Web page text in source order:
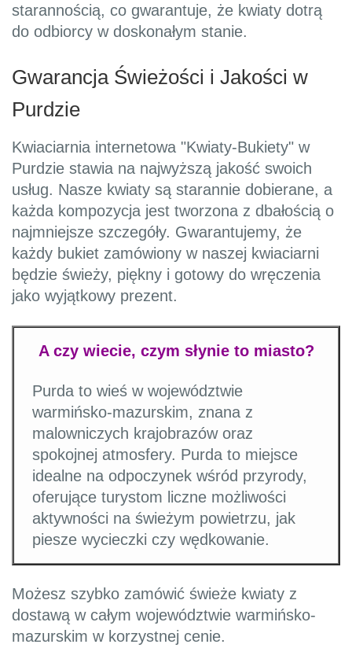
starannością, co gwarantuje, że kwiaty dotrą
do odbiorcy w doskonałym stanie.
Gwarancja Świeżości i Jakości w
Purdzie
Kwiaciarnia internetowa "Kwiaty-Bukiety" w
Purdzie stawia na najwyższą jakość swoich
usług. Nasze kwiaty są starannie dobierane, a
każda kompozycja jest tworzona z dbałością o
najmniejsze szczegóły. Gwarantujemy, że
każdy bukiet zamówiony w naszej kwiaciarni
będzie świeży, piękny i gotowy do wręczenia
jako wyjątkowy prezent.
A czy wiecie, czym słynie to miasto?
Purda to wieś w województwie
warmińsko-mazurskim, znana z
malowniczych krajobrazów oraz
spokojnej atmosfery. Purda to miejsce
idealne na odpoczynek wśród przyrody,
oferujące turystom liczne możliwości
aktywności na świeżym powietrzu, jak
piesze wycieczki czy wędkowanie.
Możesz szybko zamówić świeże kwiaty z
dostawą w całym województwie warmińsko-
mazurskim w korzystnej cenie.